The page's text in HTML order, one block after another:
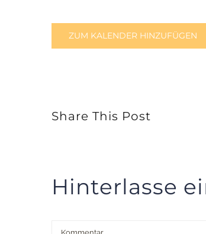
ZUM KALENDER HINZUFÜGEN
Share This Post
Hinterlasse
Kommentar